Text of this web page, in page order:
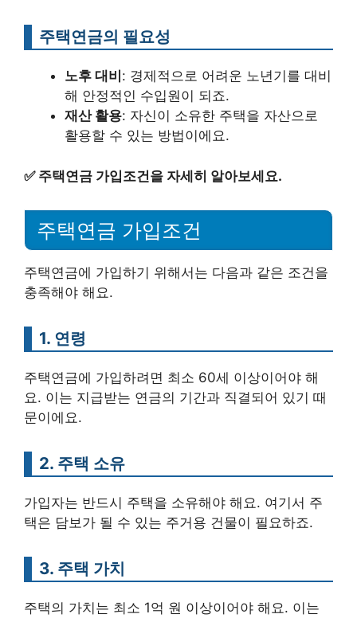
주택연금의 필요성
노후 대비 : 경제적으로 어려운 노년기를 대비
해 안정적인 수입원이 되죠.
재산 활용: 자신이 소유한 주택을 자산으로
활용할 수 있는 방법이에요.
✅ 주택연금 가입조건을 자세히 알아보세요.
주택연금 가입조건
주택연금에 가입하기 위해서는 다음과 같은 조건을
충족해야 해요.
1. 연령
주택연금에 가입하려면 최소 60세 이상이어야 해
요. 이는 지급받는 연금의 기간과 직결되어 있기 때
문이에요.
2. 주택 소유
가입자는 반드시 주택을 소유해야 해요. 여기서 주
택은 담보가 될 수 있는 주거용 건물이 필요하죠.
3. 주택 가치
주택의 가치는 최소 1억 원 이상이어야 해요. 이는